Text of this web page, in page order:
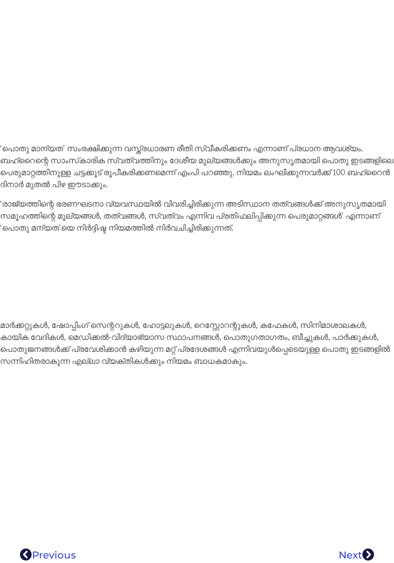
‘പൊതു മാന്യത’ സംരക്ഷിക്കുന്ന വസ്ത്രധാരണ രീതി സ്വീകരിക്കണം എന്നാണ് പ്രധാന ആവശ്യം.
ബഹ്റൈന്റെ സാംസ്‌കാരിക സ്വത്വത്തിനും ദേശീയ മൂല്യങ്ങള്‍ക്കും അനുസൃതമായി പൊതു ഇടങ്ങളിലെ
പെരുമാറ്റത്തിനുള്ള ചട്ടക്കൂട് രൂപീകരിക്കണമെന്ന് എംപി പറഞ്ഞു. നിയമം ലംഘിക്കുന്നവര്‍ക്ക് 100 ബഹ്റൈന്‍
ദിനാര്‍ മുതല്‍ പിഴ ഈടാക്കും.
‘രാജ്യത്തിന്റെ ഭരണഘടനാ വ്യവസ്ഥയില്‍ വിവരിച്ചിരിക്കുന്ന അടിസ്ഥാന തത്വങ്ങള്‍ക്ക് അനുസൃതമായി
സമൂഹത്തിന്റെ മൂല്യങ്ങള്‍, തത്വങ്ങള്‍, സ്വത്വം എന്നിവ പ്രതിഫലിപ്പിക്കുന്ന പെരുമാറ്റങ്ങള്‍’ എന്നാണ്
‘പൊതു മന്യത’യെ നിര്‍ദ്ദിഷ്ട നിയമത്തില്‍ നിര്‍വചിച്ചിരിക്കുന്നത്.
മാര്‍ക്കറ്റുകള്‍, ഷോപ്പിംഗ് സെന്ററുകള്‍, ഹോട്ടലുകള്‍, റെസ്റ്റോറന്റുകള്‍, കഫേകള്‍, സിനിമാശാലകള്‍,
കായിക വേദികള്‍, മെഡിക്കല്‍-വിദ്യാഭ്യാസ സ്ഥാപനങ്ങള്‍, പൊതുഗതാഗതം, ബീച്ചുകള്‍, പാര്‍ക്കുകള്‍,
പൊതുജനങ്ങള്‍ക്ക് പ്രവേശിക്കാന്‍ കഴിയുന്ന മറ്റ് പ്രദേശങ്ങള്‍ എന്നിവയുള്‍പ്പെടെയുള്ള പൊതു ഇടങ്ങളില്‍
സന്നിഹിതരാകുന്ന എല്ലാ വ്യക്തികള്‍ക്കും നിയമം ബാധകമാകും.
Previous Next